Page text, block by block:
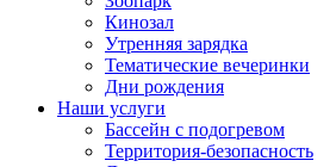
Кинозал
Утренняя зарядка
Тематические вечеринки
Дни рождения
Наши услуги
Бассейн с подогревом
Территория-безопасность